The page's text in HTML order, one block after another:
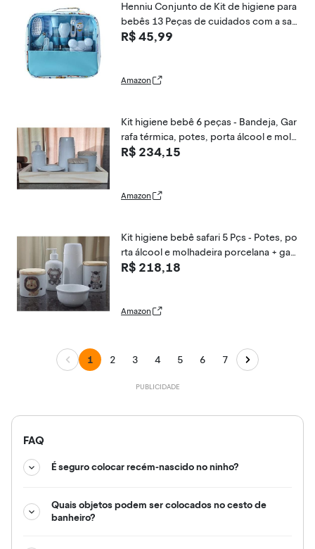
Henniu Conjunto de Kit de higiene para
bebês 13 Peças de cuidados com a saú
de e higiene do bebê Recém Nascido T
R$ 45,99
Amazon
Kit higiene bebê 6 peças - Bandeja, Gar
rafa térmica, potes, porta álcool e molh
adeira - Peças porcelana bandeja e tam
R$ 234,15
Amazon
Kit higiene bebê safari 5 Pçs - Potes, po
rta álcool e molhadeira porcelana + garr
afa térmica
R$ 218,18
Amazon
1 2 3 4 5 6 7
FAQ
É seguro colocar recém-nascido no ninho?
Quais objetos podem ser colocados no cesto de
banheiro?